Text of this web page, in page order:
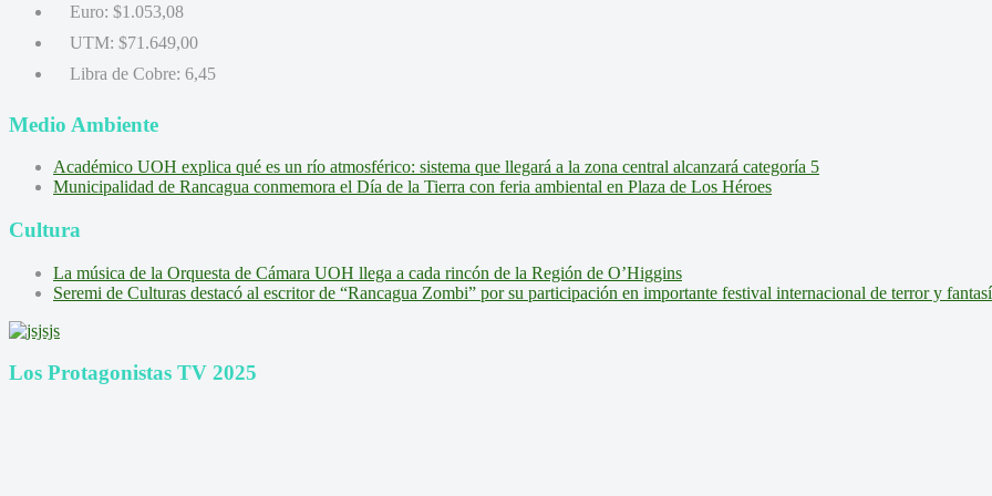
Euro: $1.053,08
UTM: $71.649,00
Libra de Cobre: 6,45
Medio Ambiente
Académico UOH explica qué es un río atmosférico: sistema que llegará a la zona central alcanzará categoría 5
Municipalidad de Rancagua conmemora el Día de la Tierra con feria ambiental en Plaza de Los Héroes
Cultura
La música de la Orquesta de Cámara UOH llega a cada rincón de la Región de O’Higgins
Seremi de Culturas destacó al escritor de “Rancagua Zombi” por su participación en importante festival internacional de terror y
Los Protagonistas TV 2025